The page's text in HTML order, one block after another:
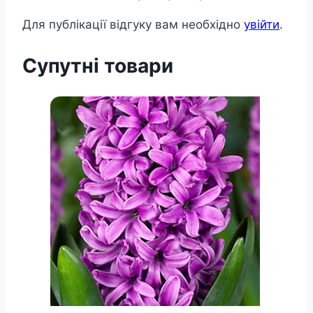
Для публікації відгуку вам необхідно увійти.
Супутні товари